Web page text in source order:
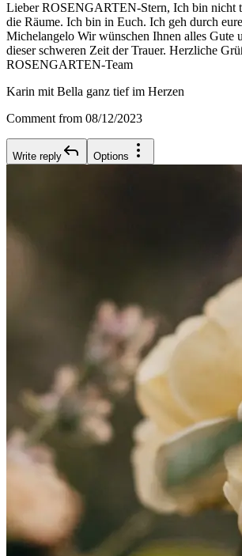
Lieber ROSENGARTEN-Stern, Ich bin nicht
die Räume. Ich bin in Euch. Ich geh durch
Michelangelo Wir wünschen Ihnen alles Gute
dieser schweren Zeit der Trauer. Herzliche
ROSENGARTEN-Team
Karin mit Bella ganz tief im Herzen
Comment from 08/12/2023
Write reply Options